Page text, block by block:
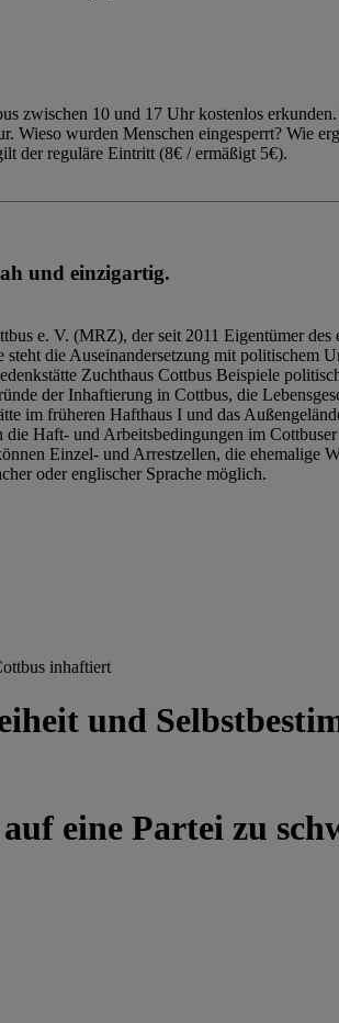
zwischen 10 und 17 Uhr kostenlos
wurden Menschen eingesperrt? Wie
der reguläre Eintritt (8€ / ermäßigt 5€).
und einzigartig.
e. V. (MRZ), der seit 2011 Eigentümer des
die Auseinandersetzung mit politischem
Zuchthaus Cottbus Beispiele
der Inhaftierung in Cottbus, die
im früheren Hafthaus I und das
Haft- und Arbeitsbedingungen im
Einzel- und Arrestzellen, die ehemalige
oder englischer Sprache möglich.
inhaftiert
und
eine Partei zu